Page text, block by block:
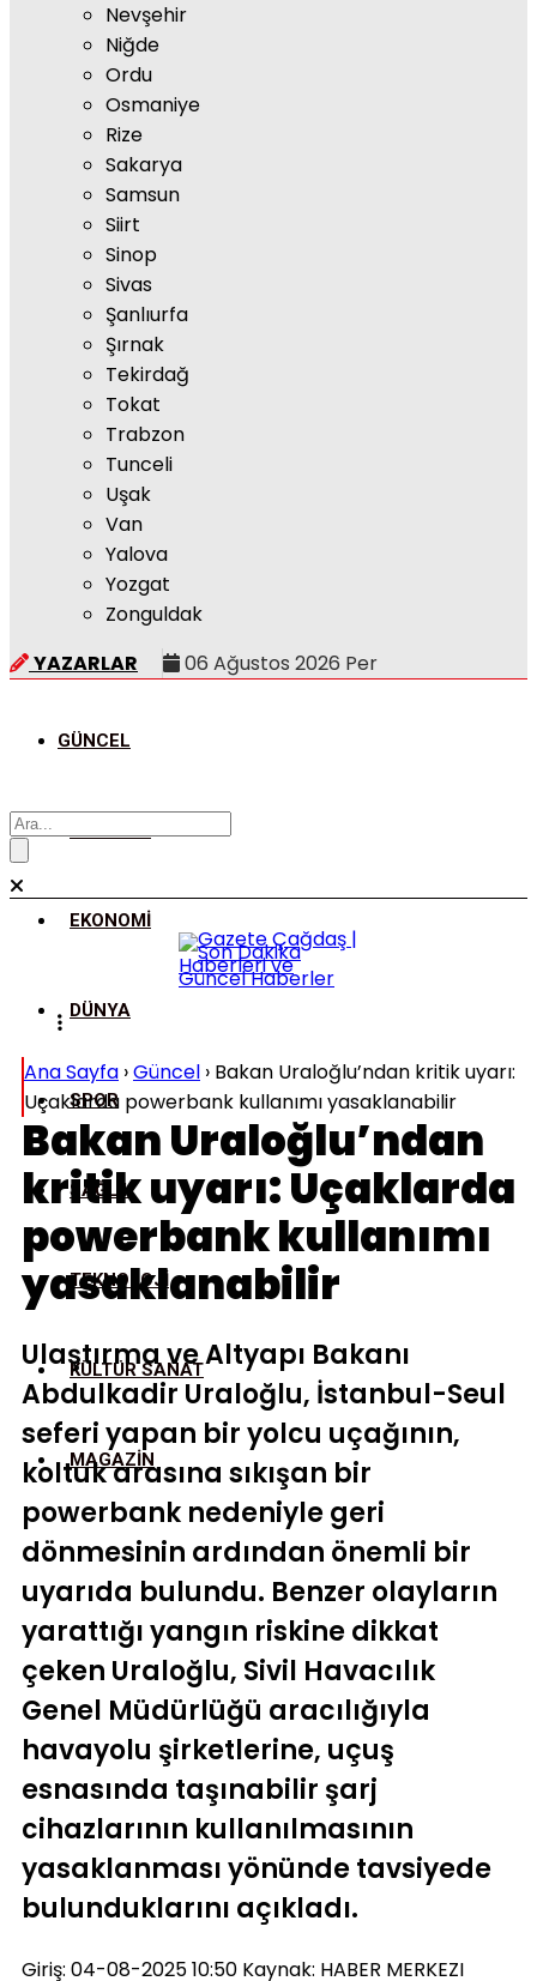
Nevşehir
Niğde
Ordu
Osmaniye
Rize
Sakarya
Samsun
Siirt
Sinop
Sivas
Şanlıurfa
Şırnak
Tekirdağ
Tokat
Trabzon
Tunceli
Uşak
Van
Yalova
Yozgat
Zonguldak
YAZARLAR
06 Ağustos 2026 Per
GÜNCEL
POLITIKA
EKONOMI
DÜNYA
SPOR
SAĞLIK
TEKNOLOJI
KÜLTÜR SANAT
MAGAZIN
Ana Sayfa ›Güncel › Bakan Uraloğlu’ndan kritik uyarı:
Uçaklarda powerbank kullanımı yasaklanabilir
Bakan Uraloğlu’ndan
kritik uyarı: Uçaklarda
powerbank kullanımı
yasaklanabilir
Ulaştırma ve Altyapı Bakanı
Abdulkadir Uraloğlu, İstanbul-Seul
seferi yapan bir yolcu uçağının,
koltuk arasına sıkışan bir
powerbank nedeniyle geri
dönmesinin ardından önemli bir
uyarıda bulundu. Benzer olayların
yarattığı yangın riskine dikkat
çeken Uraloğlu, Sivil Havacılık
Genel Müdürlüğü aracılığıyla
havayolu şirketlerine, uçuş
esnasında taşınabilir şarj
cihazlarının kullanılmasının
yasaklanması yönünde tavsiyede
bulunduklarını açıkladı.
Giriş: 04-08-2025 10:50 Kaynak: HABER MERKEZI